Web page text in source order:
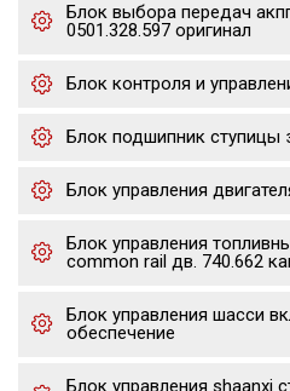
Блок выбора передач
0501.328.597 оригинал
Блок контроля и
Блок подшипник ступицы
Блок управления
Блок управления
common rail дв. 740.662
Блок управления шасси
обеспечение
Блок управления shaanxi